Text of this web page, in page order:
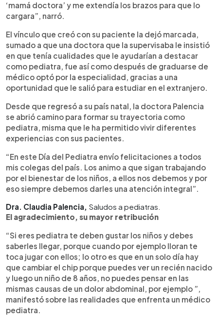
‘mamá doctora’ y me extendía los brazos para que lo
cargara”, narró.
El vínculo que creó con su paciente la dejó marcada,
sumado a que una doctora que la supervisaba le insistió
en que tenía cualidades que le ayudarían a destacar
como pediatra, fue así como después de graduarse de
médico optó por la especialidad, gracias a una
oportunidad que le salió para estudiar en el extranjero.
Desde que regresó a su país natal, la doctora Palencia
se abrió camino para formar su trayectoria como
pediatra, misma que le ha permitido vivir diferentes
experiencias con sus pacientes.
“En este Día del Pediatra envío felicitaciones a todos
mis colegas del país. Los animo a que sigan trabajando
por el bienestar de los niños, a ellos nos debemos y por
eso siempre debemos darles una atención integral”.
Dra. Claudia Palencia, Saludos a pediatras.
El agradecimiento, su mayor retribución
“Si eres pediatra te deben gustar los niños y debes
saberles llegar, porque cuando por ejemplo lloran te
toca jugar con ellos; lo otro es que en un solo día hay
que cambiar el chip porque puedes ver un recién nacido
y luego un niño de 8 años, no puedes pensar en las
mismas causas de un dolor abdominal, por ejemplo ”,
manifestó sobre las realidades que enfrenta un médico
pediatra.